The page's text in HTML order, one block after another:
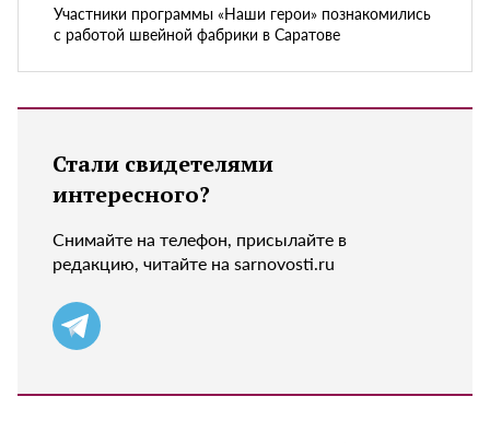
Участники программы «Наши герои» познакомились
с работой швейной фабрики в Саратове
Стали свидетелями
интересного?
Снимайте на телефон, присылайте в
редакцию, читайте на sarnovosti.ru